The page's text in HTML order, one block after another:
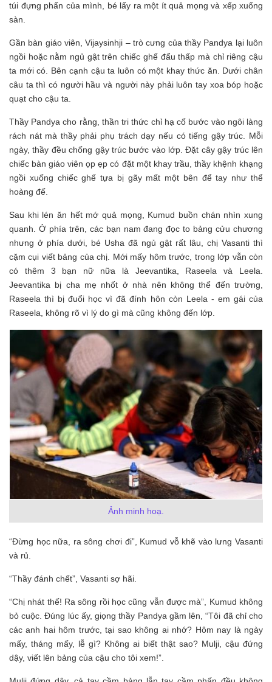
túi đựng phấn của mình, bé lấy ra một ít quả mọng và xếp xuống
sàn.
Gần bàn giáo viên, Vijaysinhji – trò cưng của thầy Pandya lại luôn
ngồi hoặc nằm ngủ gật trên chiếc ghế đẩu thấp mà chỉ riêng cậu
ta mới có. Bên cạnh cậu ta luôn có một khay thức ăn. Dưới chân
câu ta thì có người hầu và người này phải luôn tay xoa bóp hoặc
quạt cho cậu ta.
Thầy Pandya cho rằng, thần tri thức chỉ hạ cố bước vào ngôi làng
rách nát mà thầy phải phụ trách dạy nếu có tiếng gậy trúc. Mỗi
ngày, thầy đều chống gậy trúc bước vào lớp. Đặt cây gậy trúc lên
chiếc bàn giáo viên ọp ẹp có đặt một khay trầu, thầy khệnh khạng
ngồi xuống chiếc ghế tựa bị gãy mất một bên để tay như thể
hoàng đế.
Sau khi lén ăn hết mớ quả mọng, Kumud buồn chán nhìn xung
quanh. Ở phía trên, các bạn nam đang đọc to bảng cửu chương
nhưng ở phía dưới, bé Usha đã ngủ gật rất lâu, chị Vasanti thì
cặm cụi viết bảng của chị. Mới mấy hôm trước, trong lớp vẫn còn
có thêm 3 bạn nữ nữa là Jeevantika, Raseela và Leela.
Jeevantika bị cha mẹ nhốt ở nhà nên không thể đến trường,
Raseela thì bị đuổi học vì đã đính hôn còn Leela - em gái của
Raseela, không rõ vì lý do gì mà cũng không đến lớp.
Ảnh minh hoạ.
“Đừng học nữa, ra sông chơi đi”, Kumud vỗ khẽ vào lưng Vasanti
và rủ.
“Thầy đánh chết”, Vasanti sợ hãi.
“Chị nhát thế! Ra sông rồi học cũng vẫn được mà”, Kumud không
bỏ cuộc. Đúng lúc ấy, giọng thầy Pandya gầm lên, “Tôi đã chỉ cho
các anh hai hôm trước, tại sao không ai nhớ? Hôm nay là ngày
mấy, tháng mấy, lễ gì? Không ai biết thật sao? Mulji, cậu đứng
dậy, viết lên bảng của cậu cho tôi xem!”.